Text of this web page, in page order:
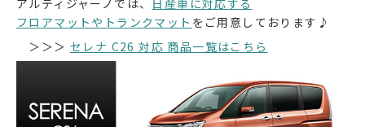
アルティジャーノでは、 日産車に対応する
フロアマットやトランクマット をご用意しております♪
＞＞＞ セレナ C26 対応 商品一覧はこちら